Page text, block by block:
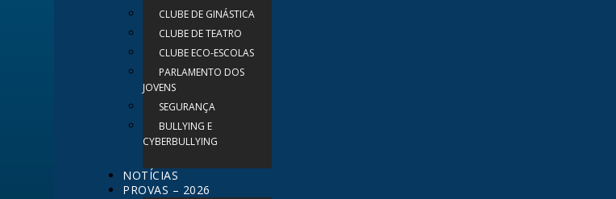
CLUBE DE GINÁSTICA
CLUBE DE TEATRO
CLUBE ECO-ESCOLAS
PARLAMENTO DOS
JOVENS
SEGURANÇA
BULLYING E
CYBERBULLYING
NOTÍCIAS
PROVAS – 2026